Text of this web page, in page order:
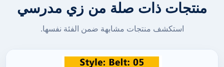
منتجات ذات صلة من زي مدرسي
استكشف منتجات مشابهة ضمن الفئة نفسها.